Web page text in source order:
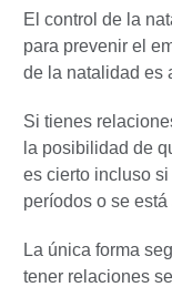
El control de la
para prevenir el
de la natalidad es
Si tienes
la posibilidad de
es cierto incluso
períodos o se
La única forma
tener relaciones